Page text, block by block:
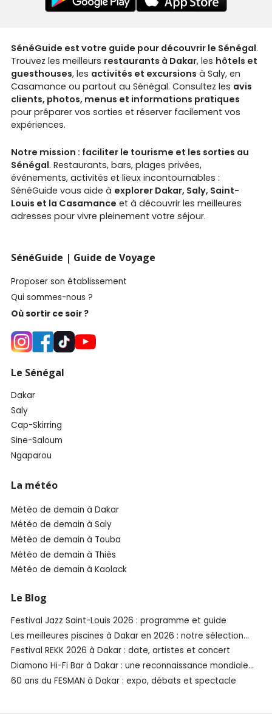
SénéGuide est votre guide pour découvrir le Sénégal.
Trouvez les meilleurs restaurants à Dakar, les hôtels et
guesthouses, les activités et excursions à Saly, en
Casamance ou partout au Sénégal. Consultez les avis
clients, photos, menus et informations pratiques
pour préparer vos sorties et réserver facilement vos
expériences.
Notre mission : faciliter le tourisme et les sorties au
Sénégal. Restaurants, bars, plages privées,
événements, activités et lieux incontournables :
SénéGuide vous aide à explorer Dakar, Saly, Saint-
Louis et la Casamance et à découvrir les meilleures
adresses pour vivre pleinement votre séjour.
SénéGuide | Guide de Voyage
Proposer son établissement
Qui sommes-nous ?
Où sortir ce soir ?
Le Sénégal
Dakar
Saly
Cap-Skirring
Sine-Saloum
Ngaparou
La météo
Météo de demain à Dakar
Météo de demain à Saly
Météo de demain à Touba
Météo de demain à Thiès
Météo de demain à Kaolack
Le Blog
Festival Jazz Saint-Louis 2026 : programme et guide
Les meilleures piscines à Dakar en 2026 : notre sélection
SénéGuide
Festival REKK 2026 à Dakar : date, artistes et concert
Diamono Hi-Fi Bar à Dakar : une reconnaissance mondiale
aux Spirited Awards®️ 2026
60 ans du FESMAN à Dakar : expo, débats et spectacle